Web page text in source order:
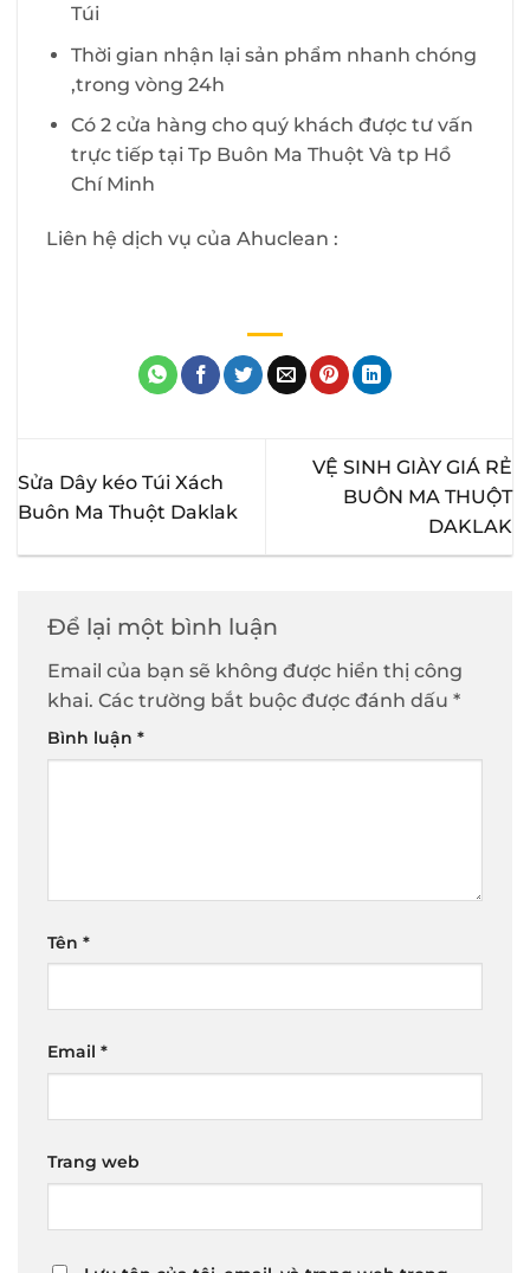
Túi
Thời gian nhận lại sản phẩm nhanh chóng
,trong vòng 24h
Có 2 cửa hàng cho quý khách được tư vấn
trực tiếp tại Tp Buôn Ma Thuột Và tp Hồ
Chí Minh
Liên hệ dịch vụ của Ahuclean :
Sửa Dây kéo Túi Xách
Buôn Ma Thuột Daklak
VỆ SINH GIÀY GIÁ RẺ
BUÔN MA THUỘT
DAKLAK
Để lại một bình luận
Email của bạn sẽ không được hiển thị công
khai. Các trường bắt buộc được đánh dấu *
Bình luận *
Tên *
Email *
Trang web